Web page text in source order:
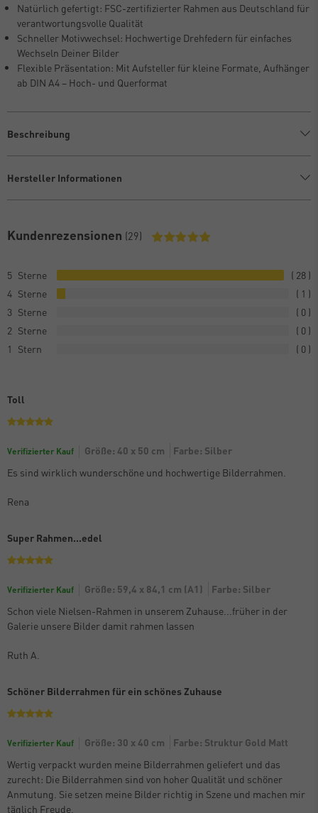
Natürlich gefertigt: FSC-zertifizierter Rahmen aus Deutschland für
verantwortungsvolle Qualität
Schneller Motivwechsel: Hochwertige Drehfedern für einfaches
Wechseln Deiner Bilder
Flexible Präsentation: Mit Aufsteller für kleine Formate, Aufhänger
ab DIN A4 – Hoch- und Querformat
Beschreibung
Hersteller Informationen
Kundenrezensionen (29)
5
28
4
1
3
0
2
0
1
0
Toll
Verifizierter Kauf Größe: 40 x 50 cm
Farbe: Silber
Es sind wirklich wunderschöne und hochwertige Bilderrahmen.
Rena
Super Rahmen...edel
Verifizierter Kauf Größe: 59,4 x 84,1 cm (A1)
Farbe: Silber
Schon viele Nielsen-Rahmen in unserem Zuhause...früher in der
Galerie unsere Bilder damit rahmen lassen
Ruth A.
Schöner Bilderrahmen für ein schönes Zuhause
Verifizierter Kauf Größe: 30 x 40 cm
Farbe: Struktur Gold Matt
Wertig verpackt wurden meine Bilderrahmen geliefert und das
zurecht: Die Bilderrahmen sind von hoher Qualität und schöner
Anmutung. Sie setzen meine Bilder richtig in Szene und machen mir
täglich Freude.